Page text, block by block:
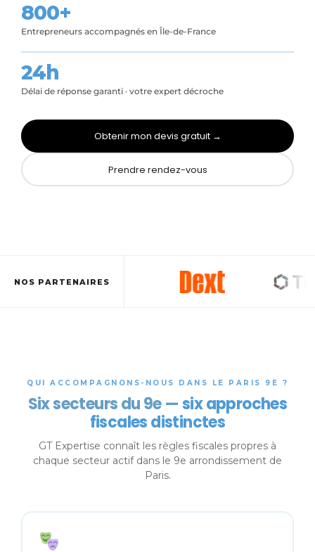
800+
Entrepreneurs accompagnés en Île-de-France
24h
Délai de réponse garanti · votre expert décroche
Obtenir mon devis gratuit →
Prendre rendez-vous
NOS PARTENAIRES
QUI ACCOMPAGNONS-NOUS DANS LE PARIS 9E ?
Six secteurs du 9e —six approches
fiscales distinctes
GT Expertise connaît les règles fiscales propres à
chaque secteur actif dans le 9e arrondissement de
Paris.